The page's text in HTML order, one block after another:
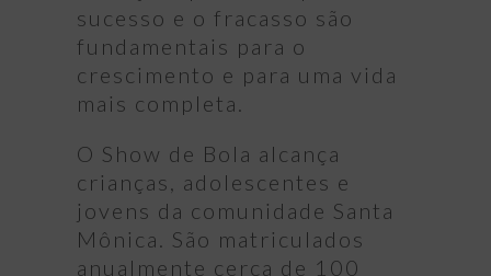
sucesso e o fracasso são
fundamentais para o
crescimento e para uma vida
mais completa.
O Show de Bola alcança
crianças, adolescentes e
jovens da comunidade Santa
Mônica. São matriculados
anualmente cerca de 100